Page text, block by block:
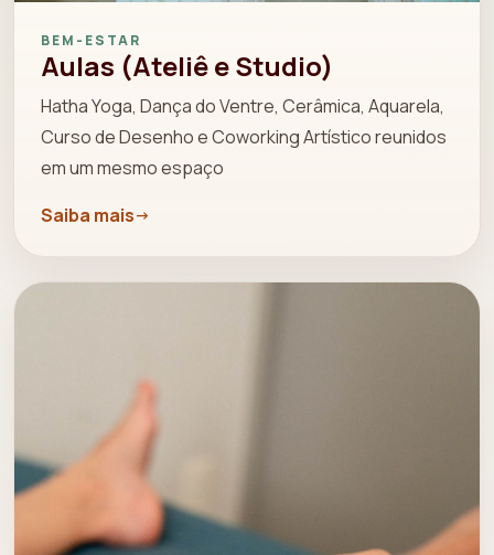
BEM-ESTAR
Aulas (Ateliê e Studio)
Hatha Yoga, Dança do Ventre, Cerâmica, Aquarela,
Curso de Desenho e Coworking Artístico reunidos
em um mesmo espaço
Saiba mais